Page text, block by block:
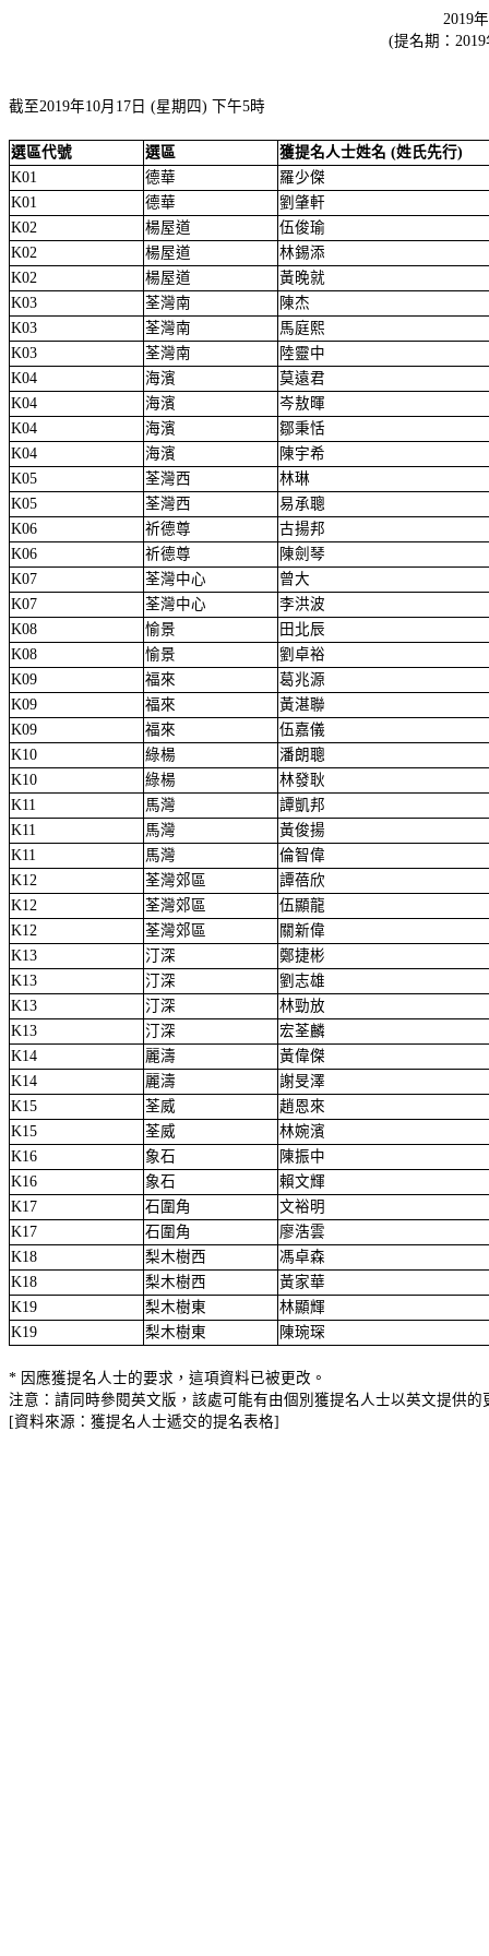
2019
(提名期：
截至2019年10月17日 (星期四) 下午5時
選區代號 選區
獲提名人士姓名 (姓氏先行)
K01
德華
羅少傑
K01
德華
劉肇軒
K02
楊屋道
伍俊瑜
K02
楊屋道
林錫添
K02
楊屋道
黃晚就
K03
荃灣南
陳杰
K03
荃灣南
馬庭熙
K03
荃灣南
陸靈中
K04
海濱
莫遠君
K04
海濱
岑敖暉
K04
海濱
鄒秉恬
K04
海濱
陳宇希
K05
荃灣西
林琳
K05
荃灣西
易承聰
K06
祈德尊
古揚邦
K06
祈德尊
陳劍琴
K07
荃灣中心
曾大
K07
荃灣中心
李洪波
K08
愉景
田北辰
K08
愉景
劉卓裕
K09
福來
葛兆源
K09
福來
黃湛聯
K09
福來
伍嘉儀
K10
綠楊
潘朗聰
K10
綠楊
林發耿
K11
馬灣
譚凱邦
K11
馬灣
黃俊揚
K11
馬灣
倫智偉
K12
荃灣郊區
譚蓓欣
K12
荃灣郊區
伍顯龍
K12
荃灣郊區
關新偉
K13
汀深
鄭捷彬
K13
汀深
劉志雄
K13
汀深
林勁放
K13
汀深
宏荃麟
K14
麗濤
黃偉傑
K14
麗濤
謝旻澤
K15
荃威
趙恩來
K15
荃威
林婉濱
K16
象石
陳振中
K16
象石
賴文輝
K17
石圍角
文裕明
K17
石圍角
廖浩雲
K18
梨木樹西
馮卓森
K18
梨木樹西
黃家華
K19
梨木樹東
林顯輝
K19
梨木樹東 陳琬琛
* 因應獲提名人士的要求，這項資料已被更改。
注意：請同時參閱英文版，該處可能有由個別獲提名人士以英文提供的
[資料來源：獲提名人士遞交的提名表格]